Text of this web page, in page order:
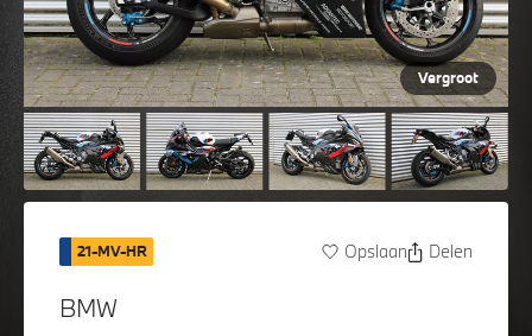
Vergroot
21-MV-HR Opslaan Delen
BMW